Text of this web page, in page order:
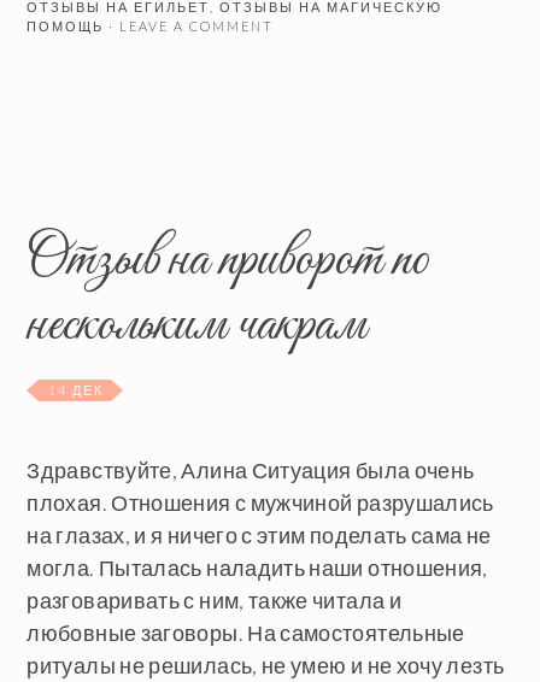
ОТЗЫВЫ НА ЕГИЛЬЕТ ,ОТЗЫВЫ НА МАГИЧЕСКУЮ
ПОМОЩЬ · LEAVE A COMMENT
Отзыв на приворот по
нескольким чакрам
14 ДЕК
Здравствуйте, Алина Ситуация была очень
плохая. Отношения с мужчиной разрушались
на глазах, и я ничего с этим поделать сама не
могла. Пыталась наладить наши отношения,
разговаривать с ним, также читала и
любовные заговоры. На самостоятельные
ритуалы не решилась, не умею и не хочу лезть